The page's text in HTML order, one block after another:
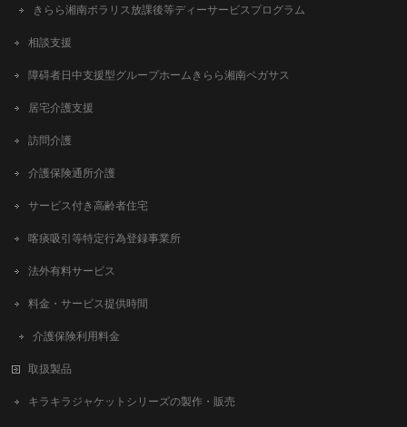
きらら湘南ポラリス放課後等ディーサービスプログラム
相談支援
障碍者日中支援型グループホームきらら湘南ペガサス
居宅介護支援
訪問介護
介護保険通所介護
サービス付き高齢者住宅
喀痰吸引等特定行為登録事業所
法外有料サービス
料金・サービス提供時間
介護保険利用料金
取扱製品
キラキラジャケットシリーズの製作・販売